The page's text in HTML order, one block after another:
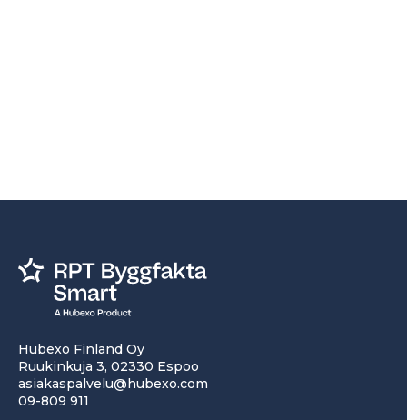
Hubexo Finland Oy
Ruukinkuja 3, 02330 Espoo
asiakaspalvelu@hubexo.com
09-809 911